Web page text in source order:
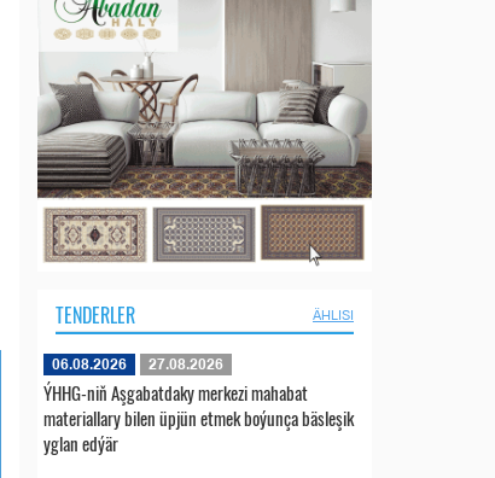
TENDERLER ÄHLISI
06.08.2026 27.08.2026
ÝHHG-niň Aşgabatdaky merkezi mahabat
materiallary bilen üpjün etmek boýunça bäsleşik
yglan edýär